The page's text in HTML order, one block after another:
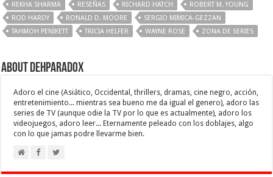
REKHA SHARMA
RESEÑAS RICHARD HATCH
ROBERT M. YOUNG
ROD HARDY
RONALD D. MOORE
SERGIO MIMICA-GEZZAN
TAHMOH PENIKETT
TRICIA HELFER WAYNE ROSE ZONA DE SERIES
About Dehparadox
Adoro el cine (Asiático, Occidental, thrillers, dramas, cine negro, acción,
entretenimiento... mientras sea bueno me da igual el genero), adoro las
series de TV (aunque odie la TV por lo que es actualmente), adoro los
videojuegos, adoro leer... Eternamente peleado con los doblajes, algo
con lo que jamas podre llevarme bien.